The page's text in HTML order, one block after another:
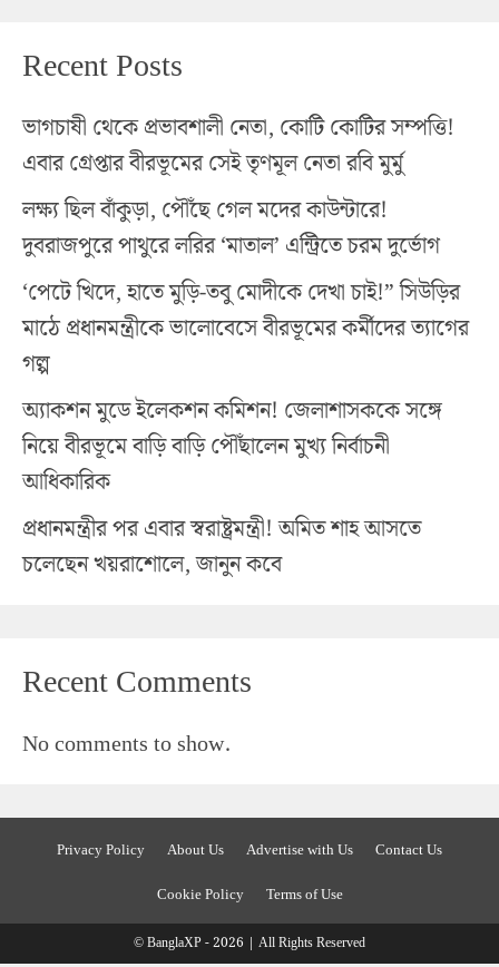
Recent Posts
ভাগচাষী থেকে প্রভাবশালী নেতা, কোটি কোটির সম্পত্তি!
এবার গ্রেপ্তার বীরভূমের সেই তৃণমূল নেতা রবি মুর্মু
লক্ষ্য ছিল বাঁকুড়া, পৌঁছে গেল মদের কাউন্টারে!
দুবরাজপুরে পাথুরে লরির ‘মাতাল’ এন্ট্রিতে চরম দুর্ভোগ
‘পেটে খিদে, হাতে মুড়ি-তবু মোদীকে দেখা চাই!” সিউড়ির
মাঠে প্রধানমন্ত্রীকে ভালোবেসে বীরভূমের কর্মীদের ত্যাগের
গল্প
অ্যাকশন মুডে ইলেকশন কমিশন! জেলাশাসককে সঙ্গে
নিয়ে বীরভূমে বাড়ি বাড়ি পৌঁছালেন মুখ্য নির্বাচনী
আধিকারিক
প্রধানমন্ত্রীর পর এবার স্বরাষ্ট্রমন্ত্রী! অমিত শাহ আসতে
চলেছেন খয়রাশোলে, জানুন কবে
Recent Comments
No comments to show.
Privacy Policy About Us Advertise with Us
Contact Us
Cookie Policy
Terms of Use
© BanglaXP - 2026 | All Rights Reserved